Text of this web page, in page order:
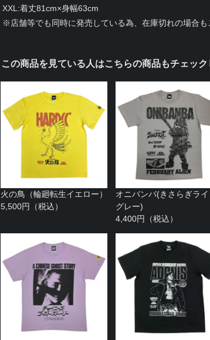
XXL:着丈81cm×身幅63cm
※店舗等でも同時に発売している為、在庫切れの場合も
この商品を見ている人はこちらの商品もチェッ
火の鳥（輪廻転生イエロー）
5,500円（税込）
オニバンバ(きさらぎライ
グレー)
4,400円（税込）